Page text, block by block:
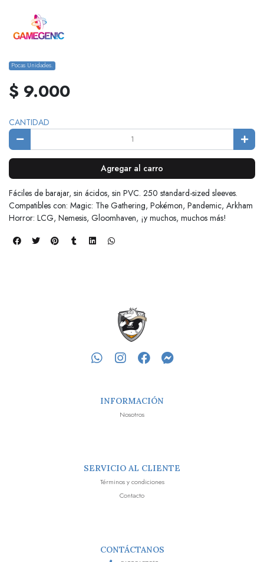
Pocas Unidades.
$ 9.000
CANTIDAD
Agregar al carro
Fáciles de barajar, sin ácidos, sin PVC. 250 standard-sized sleeves.
Compatibles con: Magic: The Gathering, Pokémon, Pandemic, Arkham
Horror: LCG, Nemesis, Gloomhaven, ¡y muchos, muchos más!
INFORMACIÓN
Nosotros
SERVICIO AL CLIENTE
Términos y condiciones
Contacto
CONTÁCTANOS